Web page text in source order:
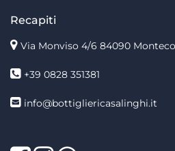
Recapiti
Via Monviso 4/6 84090
+39 0828 351381
info@bottigliericasalinghi.it